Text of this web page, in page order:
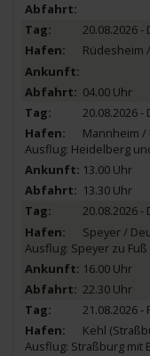
20.08.2026
Rüdesheim
04.00 Uhr
20.08.2026
Mannheim /
Ausflug: Heidelberg
13.00 Uhr
13.30 Uhr
20.08.2026
Speyer /
Ausflug: Speyer zu Fuß
16.00 Uhr
22.30 Uhr
21.08.2026 -
Kehl
Ausflug: Straßburg mit